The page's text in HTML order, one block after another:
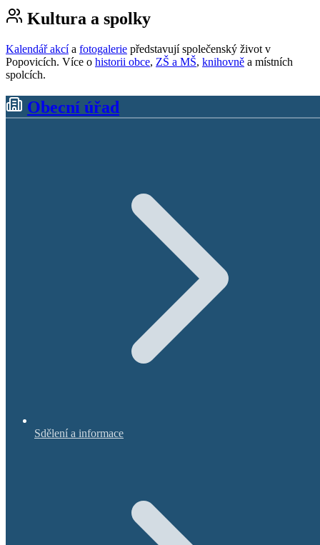
Kultura a spolky
Kalendář akcía fotogalerie představují společenský život v
Popovicích. Více o historii obce, ZŠ a MŠ, knihovně a místních
spolcích.
Obecní úřad
Sdělení a informace